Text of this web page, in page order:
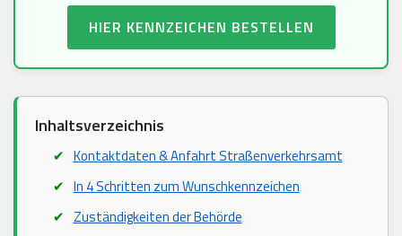
HIER KENNZEICHEN BESTELLEN
Inhaltsverzeichnis
Kontaktdaten & Anfahrt Straßenverkehrsamt
In 4 Schritten zum Wunschkennzeichen
Zuständigkeiten der Behörde